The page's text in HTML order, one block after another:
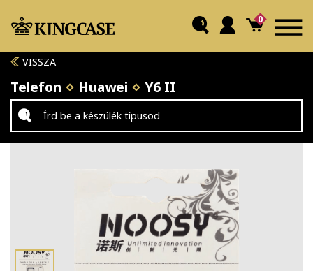
0
VISSZA
Telefon Huawei Y6 II